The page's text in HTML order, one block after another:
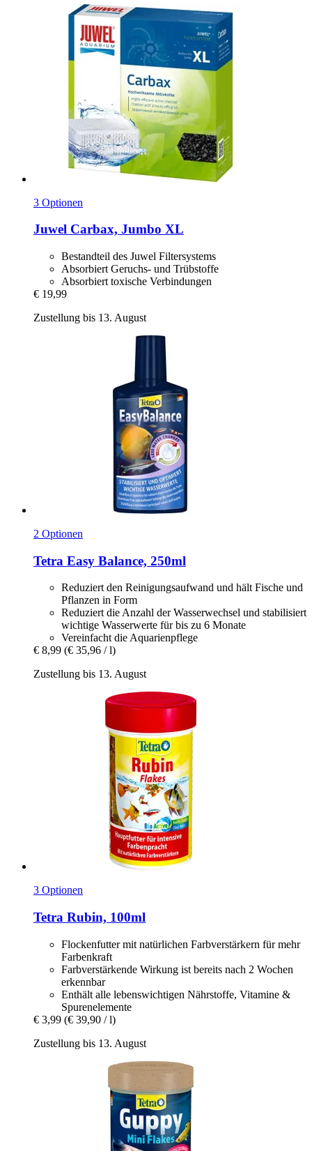
3 Optionen
Juwel Carbax, Jumbo XL
Bestandteil des Juwel Filtersystems
Absorbiert Geruchs- und Trübstoffe
Absorbiert toxische Verbindungen
€ 19,99
Zustellung bis 13. August
2 Optionen
Tetra Easy Balance, 250ml
Reduziert den Reinigungsaufwand und hält Fische und
Pflanzen in Form
Reduziert die Anzahl der Wasserwechsel und stabilisiert
wichtige Wasserwerte für bis zu 6 Monate
Vereinfacht die Aquarienpflege
€ 8,99 (€ 35,96 / l)
Zustellung bis 13. August
3 Optionen
Tetra Rubin, 100ml
Flockenfutter mit natürlichen Farbverstärkern für mehr
Farbenkraft
Farbverstärkende Wirkung ist bereits nach 2 Wochen
erkennbar
Enthält alle lebenswichtigen Nährstoffe, Vitamine &
Spurenelemente
€ 3,99 (€ 39,90 / l)
Zustellung bis 13. August